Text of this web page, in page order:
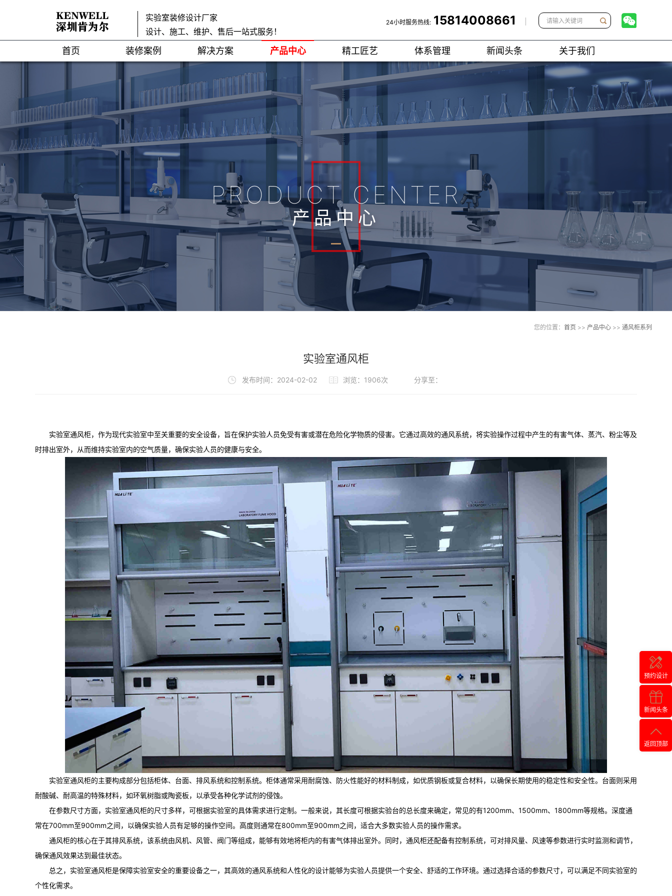
实验室装修设计厂家
设计、施工、维护、售后一站式服务！
24小时服务热线: 15814008661
首页 装修案例 解决方案 产品中心 精工匠艺 体系管理 新闻头条 关于我们
PRODUCT CENTER
产品中心
您的位置： 首页 >> 产品中心 >> 通风柜系列
实验室通风柜
发布时间：2024-02-02 浏览：1906次 分享至：
实验室通风柜，作为现代实验室中至关重要的安全设备，旨在保护实验人员免受有害或潜在危险化学物质的侵害。它通过高效的通风系统，将实验操作过程中产生的有害气体、蒸汽、粉尘等及
时排出室外，从而维持实验室内的空气质量，确保实验人员的健康与安全。
实验室通风柜的主要构成部分包括柜体、台面、排风系统和控制系统。柜体通常采用耐腐蚀、防火性能好的材料制成，如优质钢板或复合材料，以确保长期使用的稳定性和安全性。台面则采用
耐酸碱、耐高温的特殊材料，如环氧树脂或陶瓷板，以承受各种化学试剂的侵蚀。
在参数尺寸方面，实验室通风柜的尺寸多样，可根据实验室的具体需求进行定制。一般来说，其长度可根据实验台的总长度来确定，常见的有1200mm、1500mm、1800mm等规格。深度通
常在700mm至900mm之间，以确保实验人员有足够的操作空间。高度则通常在800mm至900mm之间，适合大多数实验人员的操作需求。
通风柜的核心在于其排风系统，该系统由风机、风管、阀门等组成，能够有效地将柜内的有害气体排出室外。同时，通风柜还配备有控制系统，可对排风量、风速等参数进行实时监测和调节，
确保通风效果达到最佳状态。
总之，实验室通风柜是保障实验室安全的重要设备之一，其高效的通风系统和人性化的设计能够为实验人员提供一个安全、舒适的工作环境。通过选择合适的参数尺寸，可以满足不同实验室的
个性化需求。
预约设计
新闻头条
返回顶部